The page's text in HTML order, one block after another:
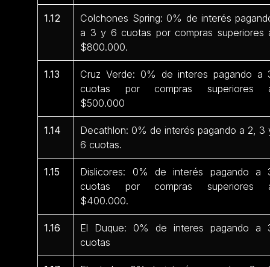
1.12
Colchones Spring: 0% de interés
a 3 y 6 cuotas por compras superiores
$800.000.
1.13
Cruz Verde: 0% de interes pagando a
cuotas por compras superiores
$500.000
1.14
Decathlon: 0% de interés pagando a 2, 3
6 cuotas.
1.15
Dislicores: 0% de interés pagando a
cuotas por compras superiores
$400.000.
1.16
El Duque: 0% de interes pagando a
cuotas